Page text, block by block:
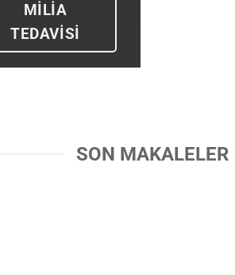
MILIA
TEDAVISI
SON MAKALELER